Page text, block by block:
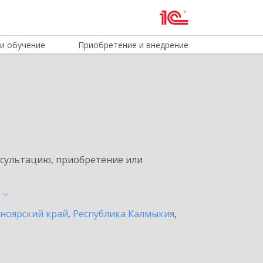
обучение Приобретение и внедрение
приобретение или
край, Республика Калмыкия,